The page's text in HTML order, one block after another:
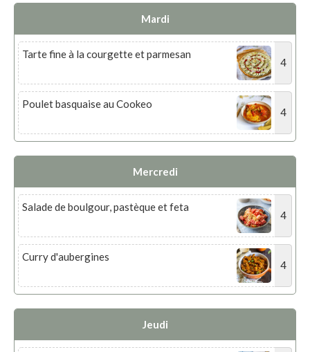
Mardi
Tarte fine à la courgette et parmesan
4
Poulet basquaise au Cookeo
4
Mercredi
Salade de boulgour, pastèque et feta
4
Curry d'aubergines
4
Jeudi